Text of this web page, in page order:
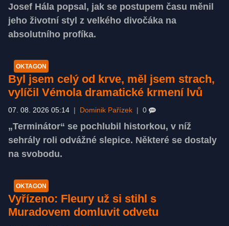
Josef Hála popsal, jak se postupem času měnil
jeho životní styl z velkého divočáka na
absolutního profíka.
OKTAGON
Byl jsem celý od krve, měl jsem strach,
vylíčil Vémola dramatické krmení lvů
07. 08. 2026 05:14 Dominik Pařízek 0
„Terminátor“ se pochlubil historkou, v níž
sehrály roli odvážné slepice. Některé se dostaly
na svobodu.
OKTAGON
Vyřízeno: Fleury už si stihl s
Muradovem domluvit odvetu